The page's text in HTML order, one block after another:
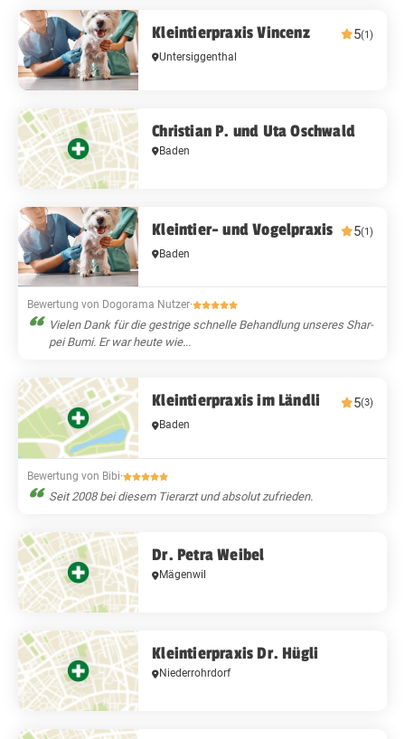
Kleintierpraxis Vincenz 5(1)
Untersiggenthal
Christian P. und Uta Oschwald
Baden
Kleintier- und Vogelpraxis 5(1)
Baden
Bewertung von Dogorama Nutzer·
Vielen Dank für die gestrige schnelle Behandlung unseres Shar-
pei Bumi. Er war heute wie...
Kleintierpraxis im Ländli 5(3)
Baden
Bewertung von Bibi·
Seit 2008 bei diesem Tierarzt und absolut zufrieden.
Dr. Petra Weibel
Mägenwil
Kleintierpraxis Dr. Hügli
Niederrohrdorf